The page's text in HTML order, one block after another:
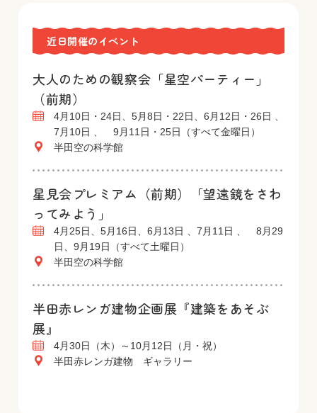
近日開催のイベント
大人のための観察会「星空パーティー」
（前期）
4月10日・24日、5月8日・22日、6月12日・26日 、
7月10日 、 9月11日・25日（すべて金曜日）
半田空の科学館
星見会プレミアム（前期）「望遠鏡をさわ
ってみよう」
4月25日、5月16日、6月13日 、7月11日 、 8月29
日、9月19日（すべて土曜日）
半田空の科学館
半田赤レンガ建物企画展『建築をあそぶ
展』
4月30日（木）～10月12日（月・祝）
半田赤レンガ建物 ギャラリー